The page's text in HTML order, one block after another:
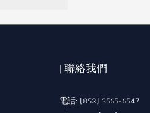
| 聯絡我們
電話: (852) 3565-6547